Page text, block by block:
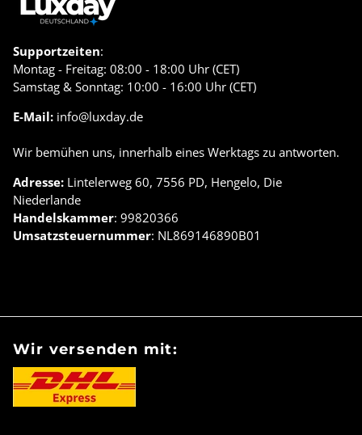
Supportzeiten:
Montag - Freitag: 08:00 - 18:00 Uhr (CET)
Samstag & Sonntag: 10:00 - 16:00 Uhr (CET)
E-Mail: info@luxday.de
Wir bemühen uns, innerhalb eines Werktags zu antworten.
Adresse: Lintelerweg 60, 7556 PD, Hengelo, Die
Niederlande
Handelskammer: 99820366
Umsatzsteuernummer: NL869146890B01
Wir versenden mit: